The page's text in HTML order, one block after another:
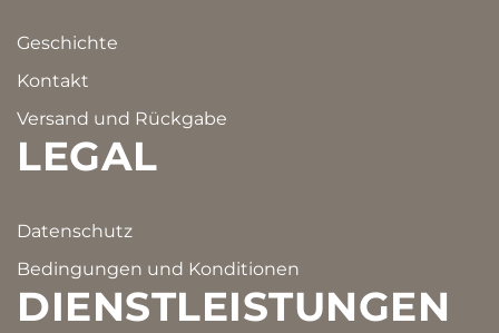
Geschichte
Kontakt
Versand und Rückgabe
LEGAL
Datenschutz
Bedingungen und Konditionen
DIENSTLEISTUNGEN